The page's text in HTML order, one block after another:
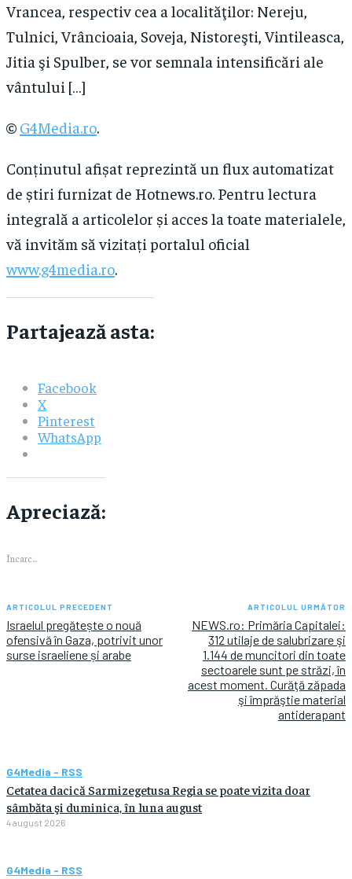
Vrancea, respectiv cea a localităţilor: Nereju,
Tulnici, Vrâncioaia, Soveja, Nistoreşti, Vintileasca,
Jitia şi Spulber, se vor semnala intensificări ale
vântului […]
© G4Media.ro.
Conținutul afișat reprezintă un flux automatizat
de știri furnizat de Hotnews.ro. Pentru lectura
integrală a articolelor și acces la toate materialele,
vă invităm să vizitați portalul oficial
www.g4media.ro.
Partajează asta:
Facebook
X
Pinterest
WhatsApp
Apreciază:
Încarc...
ARTICOLUL PRECEDENT
Israelul pregătește o nouă
ofensivă în Gaza, potrivit unor
surse israeliene și arabe
ARTICOLUL URMĂTOR
NEWS.ro: Primăria Capitalei:
312 utilaje de salubrizare şi
1.144 de muncitori din toate
sectoarele sunt pe străzi, în
acest moment. Curăţă zăpada
şi împrăştie material
antiderapant
G4Media - RSS
Cetatea dacică Sarmizegetusa Regia se poate vizita doar
sâmbăta şi duminica, în luna august
4 august 2026
G4Media - RSS